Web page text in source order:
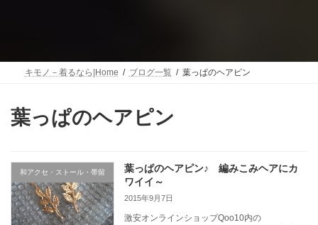
キモノ－着るなら|Home ブログ一覧 葉っぱのヘアピン
葉っぱのヘアピン
和アクセ・ストール・帯留
葉っぱのヘアピン♪ 編みこみヘアにカ
ワイイ～
2015年9月7日
激安オンラインショップQoo10内の